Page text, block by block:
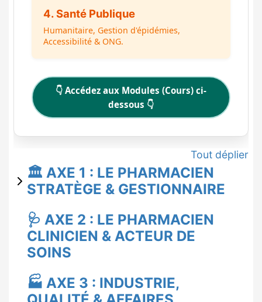
4. Santé Publique
Humanitaire, Gestion d'épidémies,
Accessibilité & ONG.
👇 Accédez aux Modules (Cours) ci-
dessous 👇
Tout déplier
🏛️ AXE 1 : LE PHARMACIEN
STRATÈGE & GESTIONNAIRE
🩺 AXE 2 : LE PHARMACIEN
CLINICIEN & ACTEUR DE
SOINS
🏭 AXE 3 : INDUSTRIE,